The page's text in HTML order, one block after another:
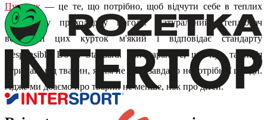
Пуховик — це те, що потрібно, щоб відчути себе в теплих
обіймах у прохолодну погоду. Натуральний утеплювач
всередині цих курток м'який і відповідає стандарту
Responsible Down Standard. Він гарантує, що пух та пір'я
отримані від тварин, яким не було завдано непотрібної шкоди.
Адже ми дбаємо про тварин не менше, ніж про дітей.